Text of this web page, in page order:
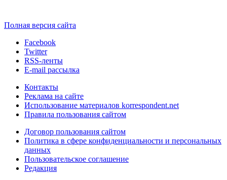
Полная версия сайта
Facebook
Twitter
RSS-ленты
E-mail рассылка
Контакты
Реклама на сайте
Использование материалов korrespondent.net
Правила пользования сайтом
Договор пользования сайтом
Политика в сфере конфиденциальности и персональных
данных
Пользовательское соглашение
Редакция